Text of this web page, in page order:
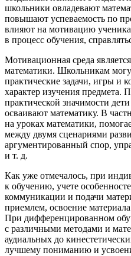
школьники овладевают
повышают успеваемость по
влияют на мотивацию
в процесс обучения,
Мотивационная среда
математики. Школьникам
практические задачи, игры и
характер изучения предмета.
практической значимости
осваивают математику. В
на уроках математики,
между двумя сценариями
аргументированный спор,
и т. д.
Как уже отмечалось, при
к обучению, учете
коммуникации и подачи
приемлем, освоение
При дифференцированном
с различными методами и
аудиальных до
лучшему пониманию и